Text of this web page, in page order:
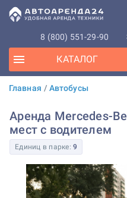
8 (800) 551-29-90
КАТАЛОГ
Главная / Автобусы
Аренда Mercedes-
мест с водителем
Единиц в парке: 9